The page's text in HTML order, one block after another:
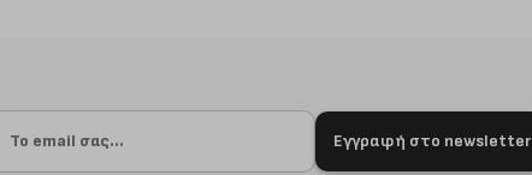
Εγγραφή στο newsletter